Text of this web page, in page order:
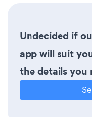
Undecided if
app will suit
the details you